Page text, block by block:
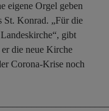
eigene Orgel geben
St. Konrad. „Für die
gibt
die neue Kirche
Corona-Krise noch